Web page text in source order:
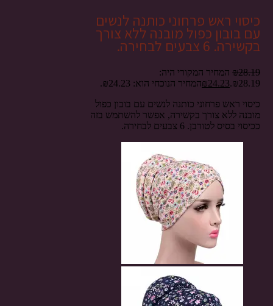
כיסוי ראש פרחוני כותנה לנשים
עם בובון כפול מובנה ללא צורך
בקשירה. 6 צבעים לבחירה.
₪28.19
המחיר המקורי היה:
₪28.19.
₪24.23
המחיר הנוכחי הוא: ₪24.23.
כיסוי ראש פרחוני כותנה לנשים עם בובון כפול
מובנה ללא צורך בקשירה, אפשר להשתמש בזה
ככיסוי בסיס לטורבן. 6 צבעים לבחירה.